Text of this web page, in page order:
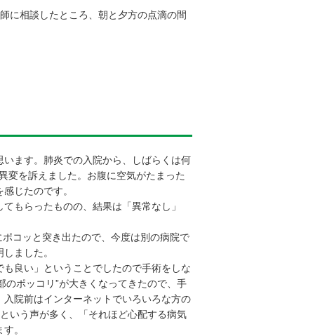
に相談したところ、朝と夕方の点滴の間
ます。肺炎での入院から、しばらくは何
変を訴えました。お腹に空気がたまった
じたのです。
もらったものの、結果は「異常なし」
コッと突き出たので、今度は別の病院で
ました。
良い」ということでしたので手術をしな
のポッコリ”が大きくなってきたので、手
院前はインターネットでいろいろな方の
いう声が多く、「それほど心配する病気
。